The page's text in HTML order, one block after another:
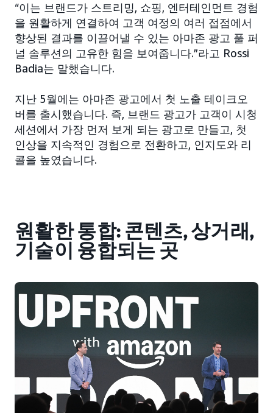
“이는 브랜드가 스트리밍, 쇼핑, 엔터테인먼트 경험
을 원활하게 연결하여 고객 여정의 여러 접점에서
향상된 결과를 이끌어낼 수 있는 아마존 광고 풀 퍼
널 솔루션의 고유한 힘을 보여줍니다.”라고 Rossi
Badia는 말했습니다.
지난 5월에는 아마존 광고에서 첫 노출 테이크오
버를 출시했습니다. 즉, 브랜드 광고가 고객이 시청
세션에서 가장 먼저 보게 되는 광고로 만들고, 첫
인상을 지속적인 경험으로 전환하고, 인지도와 리
콜을 높였습니다.
원활한 통합: 콘텐츠, 상거래,
기술이 융합되는 곳